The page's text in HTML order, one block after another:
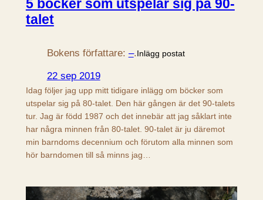
5 böcker som utspelar sig på 90-
talet
Bokens författare: –.Inlägg postat
22 sep 2019
Idag följer jag upp mitt tidigare inlägg om böcker som
utspelar sig på 80-talet. Den här gången är det 90-talets
tur. Jag är född 1987 och det innebär att jag såklart inte
har några minnen från 80-talet. 90-talet är ju däremot
min barndoms decennium och förutom alla minnen som
hör barndomen till så minns jag…